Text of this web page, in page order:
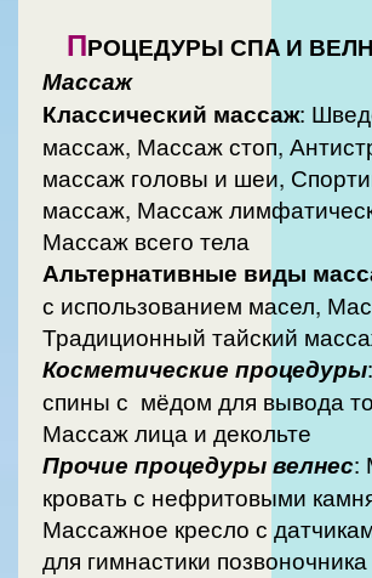
П
РОЦЕДУРЫ СПA
Массаж
Классический массаж:
массаж, Массаж стоп,
массаж головы и шеи,
массаж, Массаж лимфатической системы,
Массаж всего тела
с использованием масел,
Традиционный тайский
Косметические процедуры
спины с мёдом для вывода
Массаж лица и декольте
Прочие процедуры велнес:
кровать с нефритовыми камнями,
Массажное кресло с датчиками, Аппарат
для гимнастики позвоночника